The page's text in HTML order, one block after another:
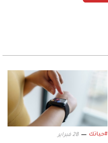
#حياتك 28 فبراير